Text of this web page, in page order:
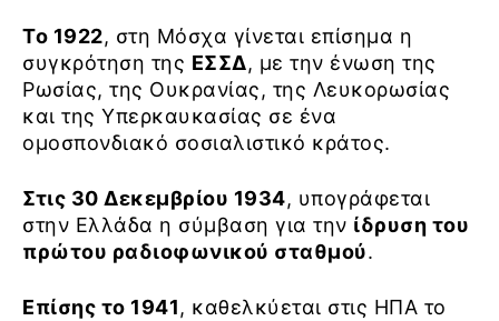
Το 1922, στη Μόσχα γίνεται επίσημα η
συγκρότηση της ΕΣΣΔ, με την ένωση της
Ρωσίας, της Ουκρανίας, της Λευκορωσίας
και της Υπερκαυκασίας σε ένα
ομοσπονδιακό σοσιαλιστικό κράτος.
Στις 30 Δεκεμβρίου 1934, υπογράφεται
στην Ελλάδα η σύμβαση για την ίδρυση του
πρώτου ραδιοφωνικού σταθμού.
Επίσης το 1941, καθελκύεται στις ΗΠΑ το